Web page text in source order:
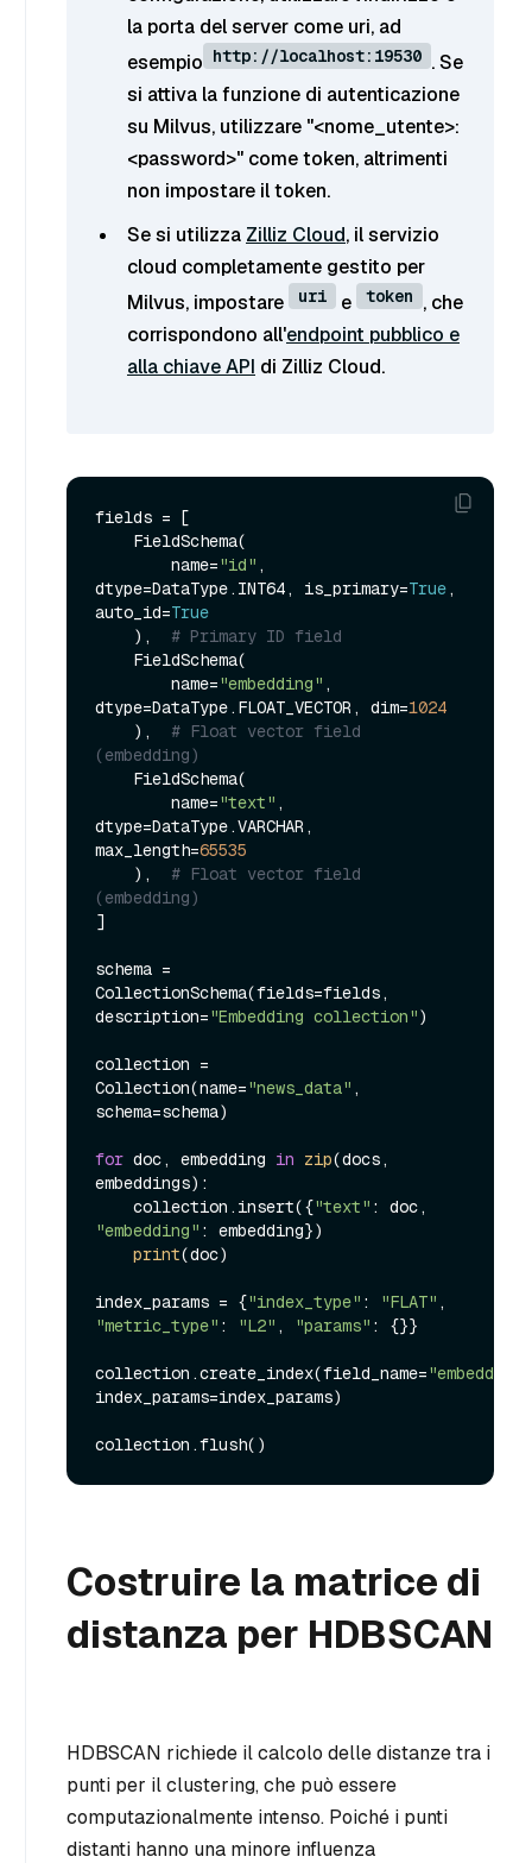
la porta del server come uri, ad
esempio http://localhost:19530 . Se
si attiva la funzione di autenticazione
su Milvus, utilizzare "<nome_utente>:
<password>" come token, altrimenti
non impostare il token.
Se si utilizza Zilliz Cloud, il servizio
cloud completamente gestito per
Milvus, impostare
uri e token , che
corrispondono all'endpoint pubblico e
alla chiave API di Zilliz Cloud.
fields = [
        name=
"id" ,
dtype=DataType.INT64, is_primary=True ,
auto_id=True
    ),
# Primary ID field
        name=
"embedding" ,
dtype=DataType.FLOAT_VECTOR, dim=1024
    ),
# Float vector field
(embedding)
        name=
"text" ,
dtype=DataType.VARCHAR,
max_length=65535
    ),
# Float vector field
(embedding)
]
schema =
CollectionSchema(fields=fields,
description="Embedding collection")
collection =
Collection(name="news_data" ,
schema=schema)
for doc, embedding in zip(docs,
embeddings):
    collection.insert({
"text"
"embedding" : embedding})
print(doc)
index_params = {"index_type" : "FLAT"
"metric_type" : "L2" , "params" : {}}
collection.create_index(field_name="embedding"
index_params=index_params)
Costruire la matrice di
distanza per HDBSCAN
HDBSCAN richiede il calcolo delle distanze tra i
punti per il clustering, che può essere
computazionalmente intenso. Poiché i punti
distanti hanno una minore influenza